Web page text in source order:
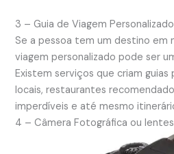
3 – Guia de Viagem
Se a pessoa tem um destino em
viagem personalizado pode ser
Existem serviços que criam guias
locais, restaurantes
imperdíveis e até mesmo
4 – Câmera Fotográfica ou lentes